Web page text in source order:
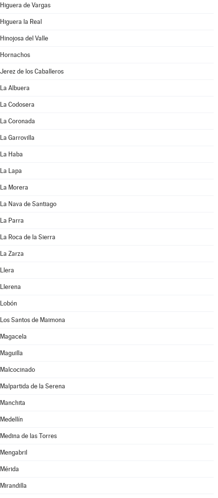
Higuera de Vargas
Higuera la Real
Hinojosa del Valle
Hornachos
Jerez de los Caballeros
La Albuera
La Codosera
La Coronada
La Garrovilla
La Haba
La Lapa
La Morera
La Nava de Santiago
La Parra
La Roca de la Sierra
La Zarza
Llera
Llerena
Lobón
Los Santos de Maimona
Magacela
Maguilla
Malcocinado
Malpartida de la Serena
Manchita
Medellín
Medina de las Torres
Mengabril
Mérida
Mirandilla